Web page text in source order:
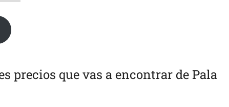
precios que vas a encontrar de Pala